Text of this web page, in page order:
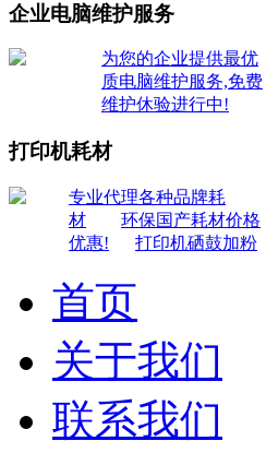
企业电脑维护服务
为您的企业提供最优
质电脑维护服务,免费
维护休验进行中!
打印机耗材
专业代理各种品牌耗
材
环保国产耗材价格
优惠!
打印机硒鼓加粉
首页
关于我们
联系我们